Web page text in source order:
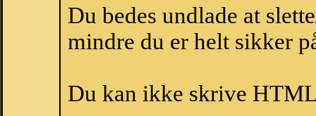
Du bedes undlade at
mindre du er helt sikker
Du kan ikke skrive